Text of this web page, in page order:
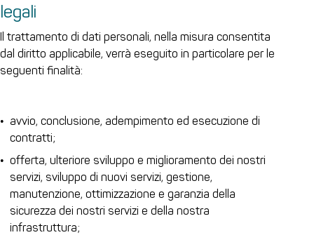
legali
Il trattamento di dati personali, nella misura consentita
dal diritto applicabile, verrà eseguito in particolare per le
seguenti finalità:
avvio, conclusione, adempimento ed esecuzione di
contratti;
offerta, ulteriore sviluppo e miglioramento dei nostri
servizi, sviluppo di nuovi servizi, gestione,
manutenzione, ottimizzazione e garanzia della
sicurezza dei nostri servizi e della nostra
infrastruttura;